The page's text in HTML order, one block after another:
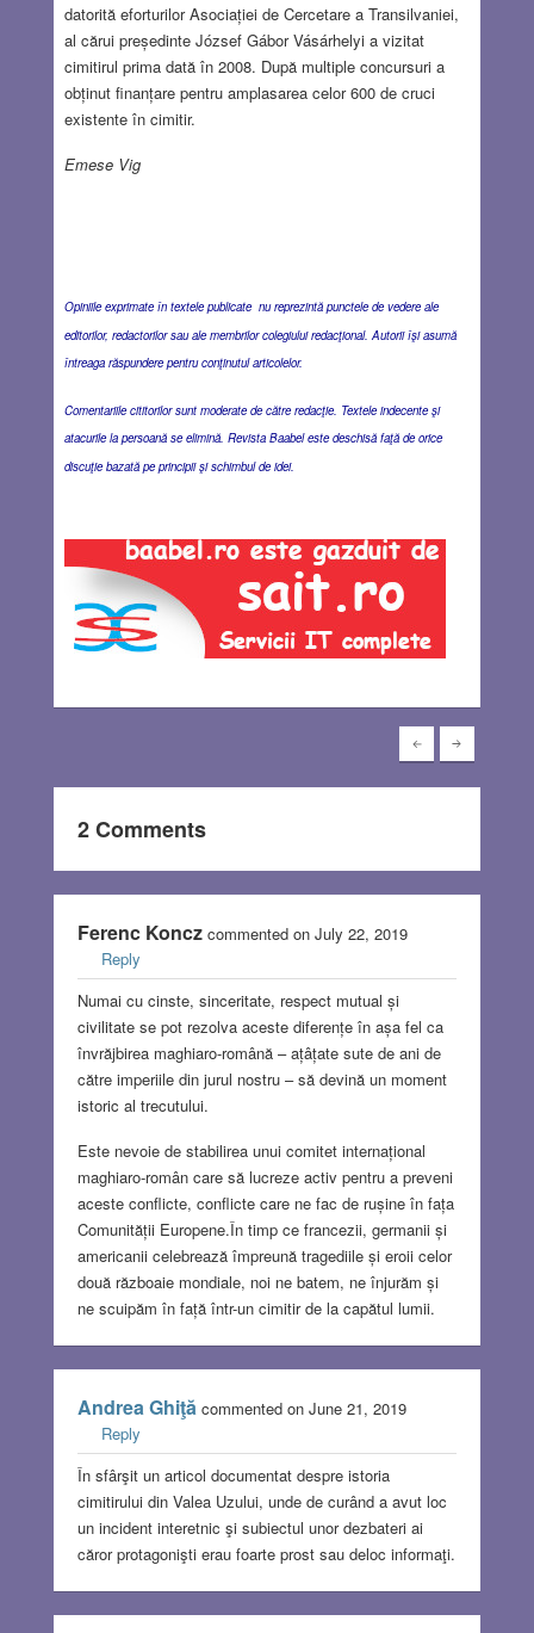
datorită eforturilor Asociației de Cercetare a Transilvaniei,
al cărui președinte József Gábor Vásárhelyi a vizitat
cimitirul prima dată în 2008. După multiple concursuri a
obținut finanțare pentru amplasarea celor 600 de cruci
existente în cimitir.
Emese Vig
Opiniile exprimate în textele publicate nu reprezintă punctele de vedere ale
editorilor, redactorilor sau ale membrilor colegiului redacţional. Autorii îşi asumă
întreaga răspundere pentru conţinutul articolelor.
Comentariile cititorilor sunt moderate de către redacţie. Textele indecente şi
atacurile la persoană se elimină. Revista Baabel este deschisă faţă de orice
discuţie bazată pe principii şi schimbul de idei.
2 Comments
Ferenc Konczcommented on July 22, 2019
Reply
Numai cu cinste, sinceritate, respect mutual și
civilitate se pot rezolva aceste diferențe în așa fel ca
învrăjbirea maghiaro-română – ațâțate sute de ani de
către imperiile din jurul nostru – să devină un moment
istoric al trecutului.
Este nevoie de stabilirea unui comitet internațional
maghiaro-român care să lucreze activ pentru a preveni
aceste conflicte, conflicte care ne fac de rușine în fața
Comunității Europene.În timp ce francezii, germanii și
americanii celebrează împreună tragediile și eroii celor
două războaie mondiale, noi ne batem, ne înjurăm și
ne scuipăm în față într-un cimitir de la capătul lumii.
Andrea Ghiţăcommented on June 21, 2019
Reply
În sfârşit un articol documentat despre istoria
cimitirului din Valea Uzului, unde de curând a avut loc
un incident interetnic şi subiectul unor dezbateri ai
căror protagonişti erau foarte prost sau deloc informaţi.